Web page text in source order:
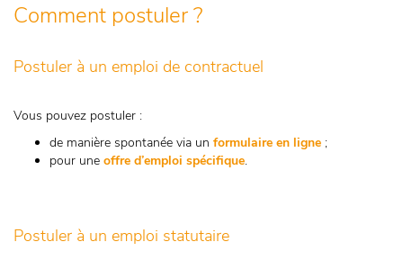
Comment postuler ?
Postuler à un emploi de contractuel
Vous pouvez postuler :
de manière spontanée via un formulaire en ligne ;
pour une offre d’emploi spécifique.
Postuler à un emploi statutaire